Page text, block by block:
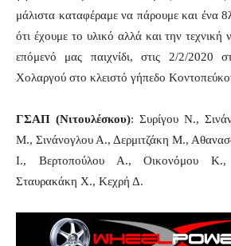
μάλιστα καταφέραμε να πάρουμε και ένα
ότι έχουμε το υλικό αλλά και την τεχνική
επόμενό μας παιχνίδι, στις 2/2/2020
Χολαργού στο κλειστό γήπεδο
ΓΣΑΠ (Νιτουλέσκου): Συρίγου Ν.,
Μ., Σινάνογλου Α., Δερμιτζάκη Μ.,
Ι., Βερτοπούλου Α., Οικονόμου Κ.,
Σταυρακάκη Χ., Κεχρή Δ.